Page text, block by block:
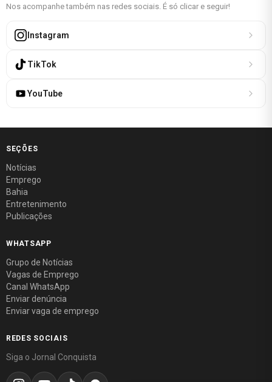
Nos acompanhe também nas redes sociais. É só clicar e seguir!
Instagram
TikTok
YouTube
SEÇÕES
Notícias
Emprego
Bahia
Entretenimento
Publicações
WHATSAPP
Grupo de Notícias
Vagas de Emprego
Canal WhatsApp
Enviar denúncia
Enviar vaga de emprego
REDES SOCIAIS
Siga o Jornal Conquista